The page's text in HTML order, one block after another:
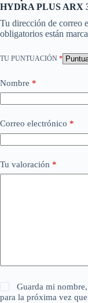
HYDRA PLUS ARX
Tu dirección de correo
obligatorios están
TU PUNTUACIÓN *
Nombre *
Correo electrónico *
Tu valoración *
Guarda mi
para la próxima vez